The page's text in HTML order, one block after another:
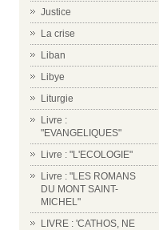
Justice
La crise
Liban
Libye
Liturgie
Livre :
"EVANGELIQUES"
Livre : "L'ECOLOGIE"
Livre : "LES ROMANS
DU MONT SAINT-
MICHEL"
LIVRE : 'CATHOS, NE